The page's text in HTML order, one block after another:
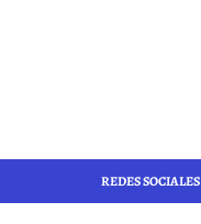
REDES SOCIALES